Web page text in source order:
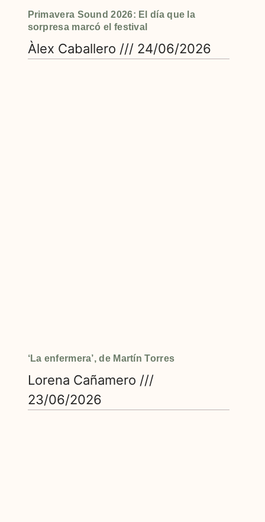
Primavera Sound 2026: El día que la
sorpresa marcó el festival
Àlex Caballero 24/06/2026
‘La enfermera’, de Martín Torres
Lorena Cañamero
23/06/2026